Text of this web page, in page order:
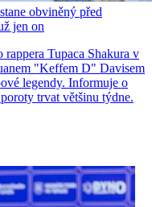
obviněný před
jen on
rappera Tupaca Shakura v
"Keffem D" Davisem
legendy. Informuje o
trvat většinu týdne.